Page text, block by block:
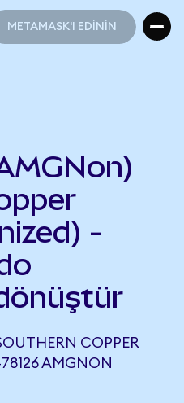
METAMASK'I EDİNİN
-
COPPER
AMGNON